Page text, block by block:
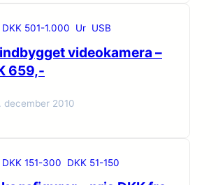
DKK 501-1.000 Ur USB
videokamera –
659,-
december 2010
DKK 151-300 DKK 51-150